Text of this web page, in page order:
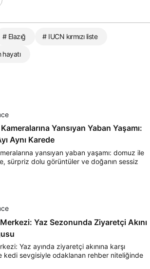
# Elazığ # IUCN kırmızı liste
Yansıyan Yaban Yaşamı:
Aynı Karede
yansıyan yaban yaşamı: domuz ile
sürpriz dolu görüntüler ve doğanın sessiz
Yaz Sezonunda Ziyaretçi Akını
Yaz ayında ziyaretçi akınına karşı
kedi sevgisiyle odaklanan rehber niteliğinde